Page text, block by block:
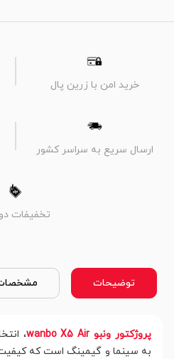
خرید امن با زرین پال
ارسال سریع به سراسر کشور
تخفیفات
توضیحات
پروژکتور ونبو wanbo X5 Air
،